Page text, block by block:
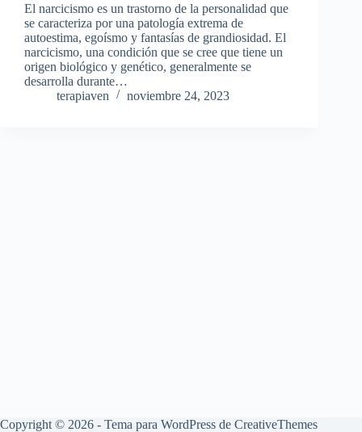
El narcicismo es un trastorno de la personalidad que
se caracteriza por una patología extrema de
autoestima, egoísmo y fantasías de grandiosidad. El
narcicismo, una condición que se cree que tiene un
origen biológico y genético, generalmente se
desarrolla durante…
terapiaven
noviembre 24, 2023
Copyright © 2026 - Tema para WordPress de CreativeThemes